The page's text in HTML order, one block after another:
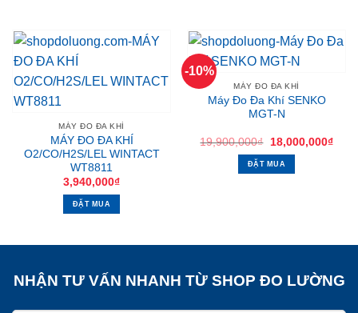
MÁY ĐO ĐA KHÍ
MÁY ĐO ĐA KHÍ
O2/CO/H2S/LEL WINTACT
WT8811
3,940,000₫
ĐẶT MUA
-10%
MÁY ĐO ĐA KHÍ
Máy Đo Đa Khí SENKO
MGT-N
19,900,000₫
Giá
là:
19,900,000₫.
18,000,000₫Giá
ĐẶT MUA
NHẬN TƯ VẤN NHANH TỪ SHOP ĐO LƯỜNG